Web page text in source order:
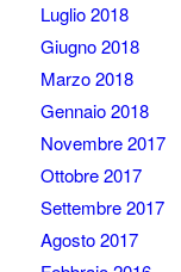
Luglio 2018
Giugno 2018
Marzo 2018
Gennaio 2018
Novembre 2017
Ottobre 2017
Settembre 2017
Agosto 2017